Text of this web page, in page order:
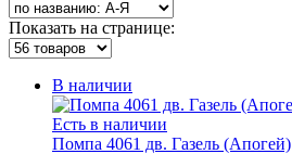
Показать на странице:
В наличии
Есть в наличии
Помпа 4061 дв. Газель (Апогей)